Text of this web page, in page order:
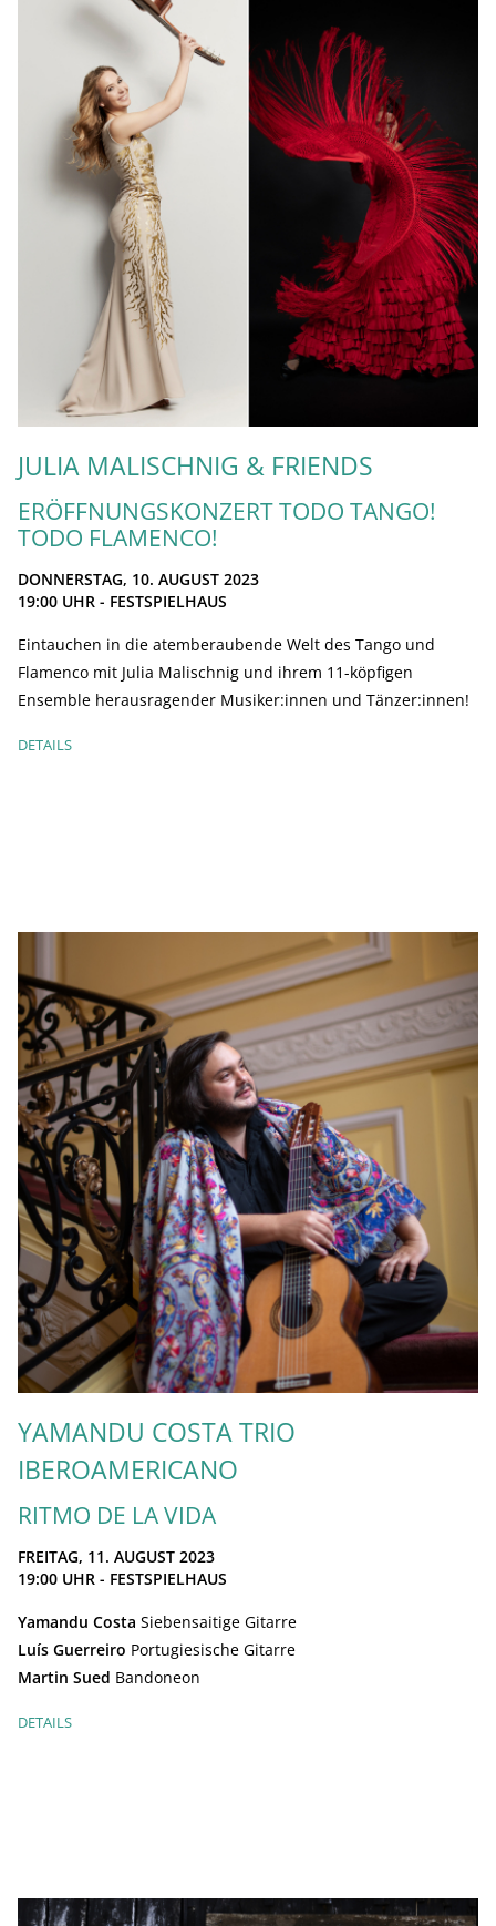
JULIA MALISCHNIG & FRIENDS
ERÖFFNUNGSKONZERT TODO TANGO!
TODO FLAMENCO!
DONNERSTAG, 10. AUGUST 2023
19:00 UHR - FESTSPIELHAUS
Eintauchen in die atemberaubende Welt des Tango und
Flamenco mit Julia Malischnig und ihrem 11-köpfigen
Ensemble herausragender Musiker:innen und Tänzer:innen!
DETAILS
YAMANDU COSTA TRIO
IBEROAMERICANO
RITMO DE LA VIDA
FREITAG, 11. AUGUST 2023
19:00 UHR - FESTSPIELHAUS
Yamandu Costa Siebensaitige Gitarre
Luís Guerreiro Portugiesische Gitarre
Martin Sued Bandoneon
DETAILS